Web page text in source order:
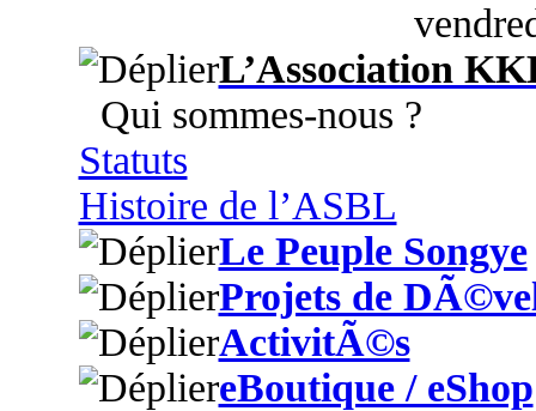
L’Association
Qui sommes-nous ?
Statuts
Histoire de l’ASBL
Le Peuple Songye
Projets de
ActivitÃ©s
eBoutique / eShop